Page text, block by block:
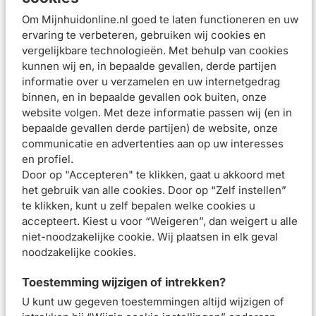
Om Mijnhuidonline.nl goed te laten functioneren en uw
ervaring te verbeteren, gebruiken wij cookies en
vergelijkbare technologieën. Met behulp van cookies
kunnen wij en, in bepaalde gevallen, derde partijen
informatie over u verzamelen en uw internetgedrag
binnen, en in bepaalde gevallen ook buiten, onze
website volgen. Met deze informatie passen wij (en in
bepaalde gevallen derde partijen) de website, onze
communicatie en advertenties aan op uw interesses
en profiel.
Door op "Accepteren" te klikken, gaat u akkoord met
het gebruik van alle cookies. Door op “Zelf instellen”
te klikken, kunt u zelf bepalen welke cookies u
accepteert. Kiest u voor “Weigeren”, dan weigert u alle
niet-noodzakelijke cookie. Wij plaatsen in elk geval
noodzakelijke cookies.
Toestemming wijzigen of intrekken?
U kunt uw gegeven toestemmingen altijd wijzigen of
te versterken en vrije radicalen (waaronder
luchtvervuiling) te helpen neutraliseren
Hypoallergeen
Gebruiksadvies
Breng de aftersun elke dag na blootstelling aan de zon aan
op een droge, gereinigde huid. Gebruik desgewenst op
gezicht of lichaam.
Samenstelling
Beoordelingen (16)
Aanbevolen artikelen voor Vichy Capital Soleil
Aftersun Melk 300ml
Vichy Capital Soleil
40ml
Spray Kind 200ml